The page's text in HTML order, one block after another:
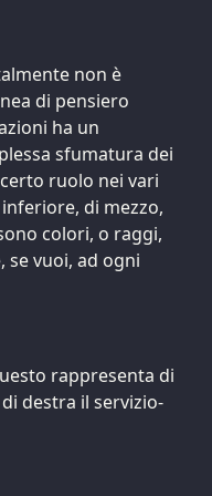
non è
di pensiero
ha un
sfumatura dei
ruolo nei vari
di mezzo,
colori, o raggi,
se vuoi, ad ogni
rappresenta di
destra il servizio-